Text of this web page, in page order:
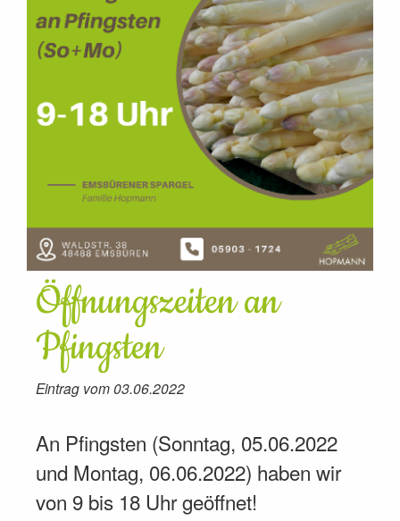
Öffnungszeiten an
Pfingsten
Eintrag vom 03.06.2022
An Pfingsten (Sonntag, 05.06.2022
und Montag, 06.06.2022) haben wir
von 9 bis 18 Uhr geöffnet!